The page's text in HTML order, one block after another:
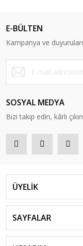
E-BÜLTEN
Kampanya ve
SOSYAL MEDYA
Bizi takip edin, kârlı
ÜYELİK
SAYFALAR